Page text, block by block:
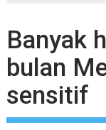
Banyak
bulan
sensitif